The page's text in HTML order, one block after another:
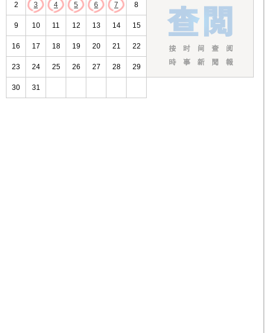
2 3 4 5 6 7 8
9 10 11 12 13 14 15
16 17 18 19 20 21 22
23 24 25 26 27 28 29
30 31